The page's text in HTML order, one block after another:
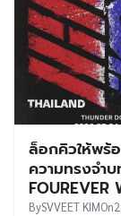
ล็อกคิวให้พร้
ความทรงจำ
FOUREVER
BySVVEET KIMOn